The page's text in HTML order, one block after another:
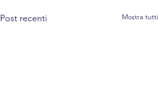
Post recenti Mostra tutti